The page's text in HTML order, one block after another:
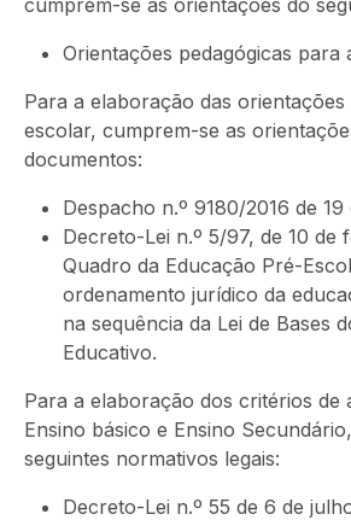
cumprem-se as orientações do
Orientações pedagógicas para
Para a elaboração das
escolar, cumprem-se as
documentos:
Despacho n.º 9180/2016 de 19
Decreto-Lei n.º 5/97, de 10 de
Quadro da Educação Pré-
ordenamento jurídico da
na sequência da Lei de Bases
Educativo.
Para a elaboração dos critérios de
Ensino básico e Ensino
seguintes normativos legais:
Decreto-Lei n.º 55 de 6 de